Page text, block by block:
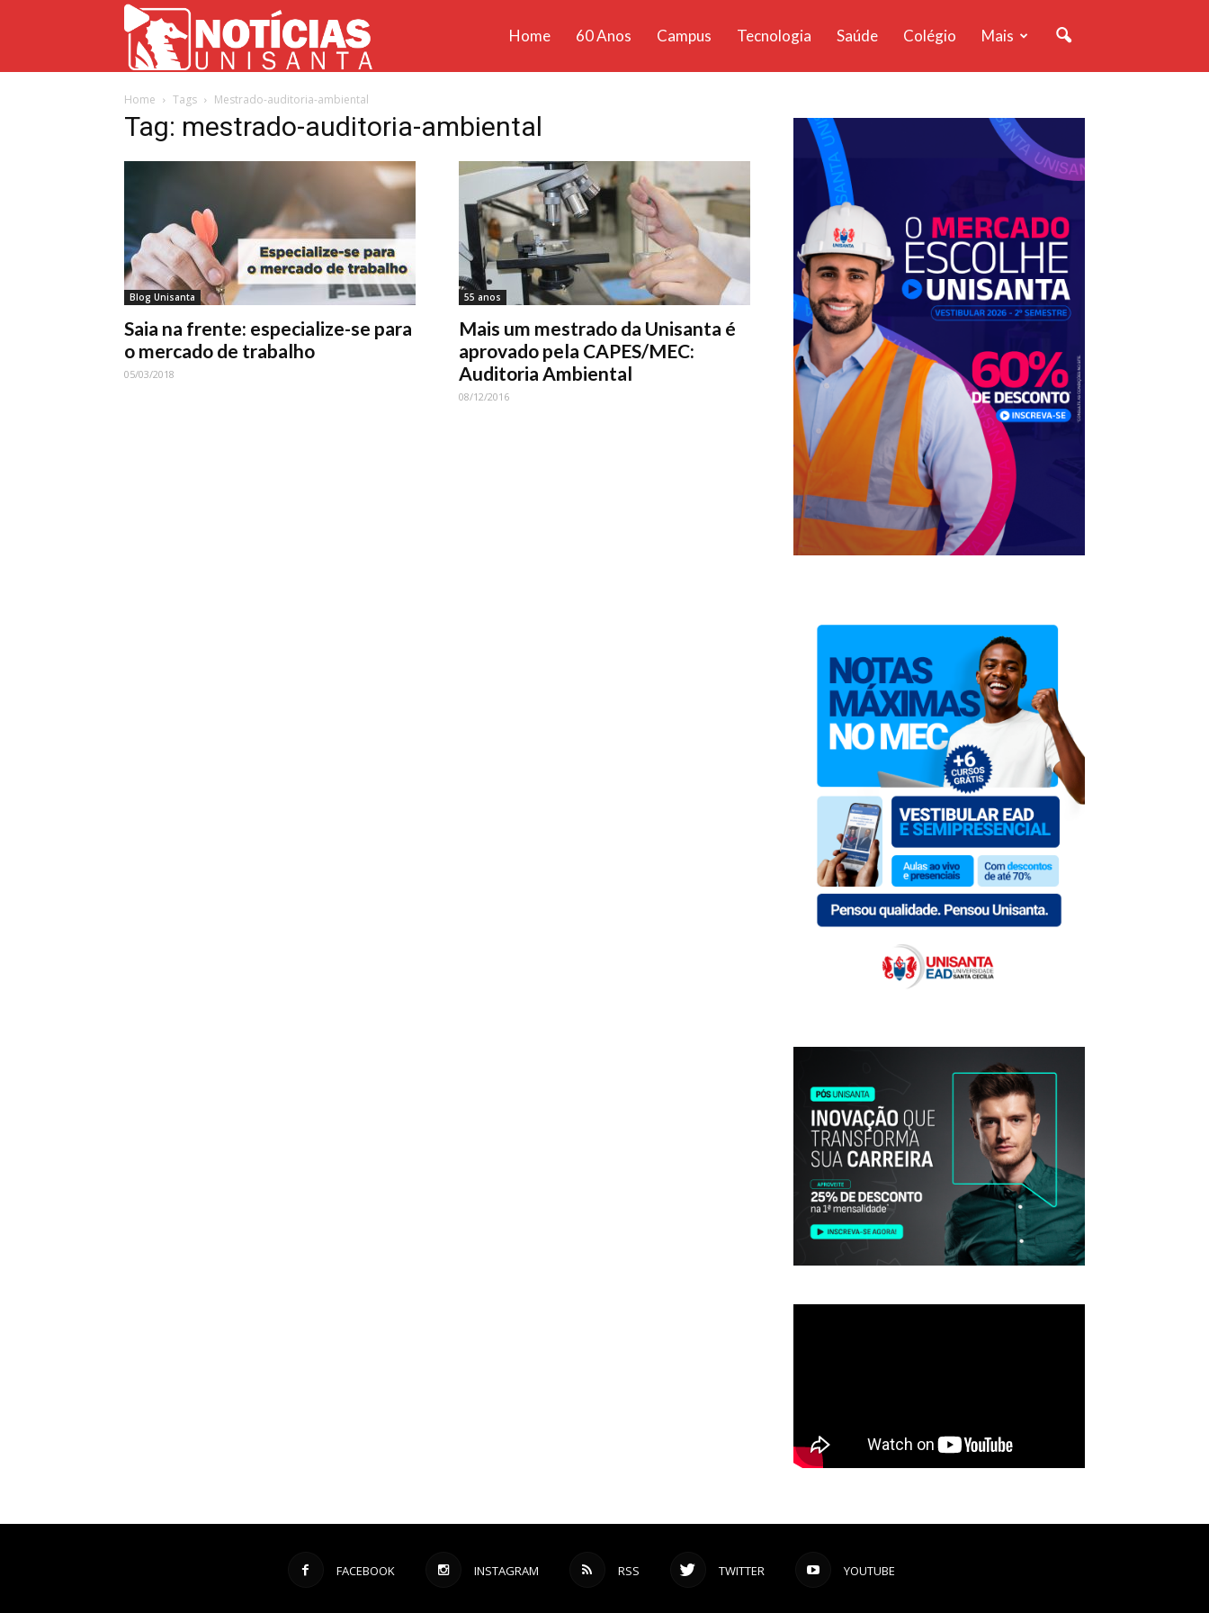
Home 60 Anos Campus Tecnologia Saúde Colégio Mais
Home Tags Mestrado-auditoria-ambiental
Tag: mestrado-auditoria-ambiental
Blog Unisanta
Saia na frente: especialize-se para
o mercado de trabalho
05/03/2018
55 anos
Mais um mestrado da Unisanta é
aprovado pela CAPES/MEC:
Auditoria Ambiental
08/12/2016
FACEBOOK INSTAGRAM RSS TWITTER YOUTUBE